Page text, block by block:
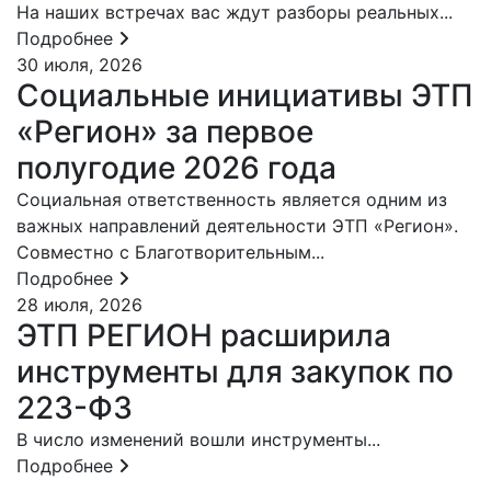
На наших встречах вас ждут разборы реальных...
Подробнее
30 июля, 2026
Социальные инициативы ЭТП
«Регион» за первое
полугодие 2026 года
Социальная ответственность является одним из
важных направлений деятельности ЭТП «Регион».
Совместно с Благотворительным...
Подробнее
28 июля, 2026
ЭТП РЕГИОН расширила
инструменты для закупок по
223-ФЗ
В число изменений вошли инструменты...
Подробнее